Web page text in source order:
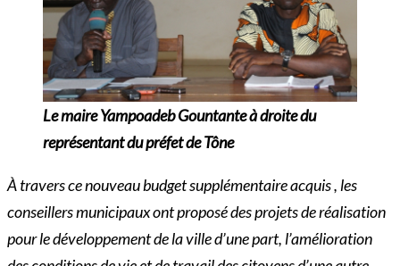
Le maire Yampoadeb Gountante à droite du
représentant du préfet de Tône
À travers ce nouveau budget supplémentaire acquis , les
conseillers municipaux ont proposé des projets de réalisation
pour le développement de la ville d’une part, l’amélioration